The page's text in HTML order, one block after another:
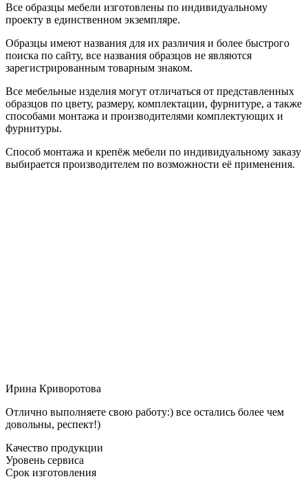
Все образцы мебели изготовлены по индивидуальному
проекту в единственном экземпляре.
Образцы имеют названия для их различия и более быстрого
поиска по сайту, все названия образцов не являются
зарегистрированным товарным знаком.
Все мебельные изделия могут отличаться от представленных
образцов по цвету, размеру, комплектации, фурнитуре, а также
способами монтажа и производителями комплектующих и
фурнитуры.
Способ монтажа и крепёж мебели по индивидуальному заказу
выбирается производителем по возможности её применения.
Ирина Криворотова
Отлично выполняете свою работу:) все остались более чем
довольны, респект!)
Качество продукции
Уровень сервиса
Срок изготовления